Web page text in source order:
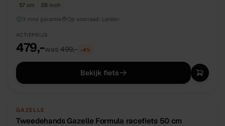
57 cm
28 inch
3 mnd garantie
Op voorraad: Leiden
ACTIEPRIJS
479,-was 499,- −4%
Bekijk fiets
TWEEDEHANDS
GAZELLE
Tweedehands Gazelle Formula racefiets 50 cm